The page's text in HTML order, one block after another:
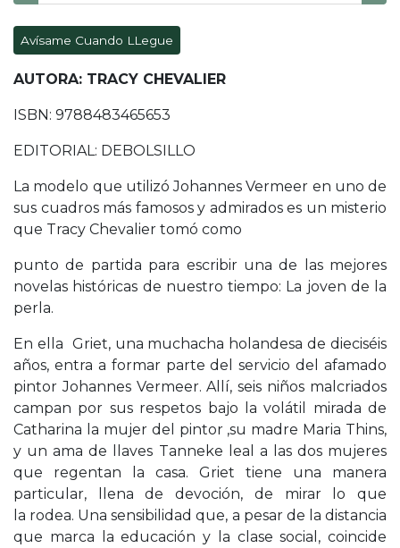
Avísame Cuando LLegue
AUTORA: TRACY CHEVALIER
ISBN: 9788483465653
EDITORIAL: DEBOLSILLO
La modelo que utilizó Johannes Vermeer en uno de
sus cuadros más famosos y admirados es un misterio
que Tracy Chevalier tomó como
punto de partida para escribir una de las mejores
novelas históricas de nuestro tiempo: La joven de la
perla.
En ella Griet, una muchacha holandesa de dieciséis
años, entra a formar parte del servicio del afamado
pintor Johannes Vermeer. Allí, seis niños malcriados
campan por sus respetos bajo la volátil mirada de
Catharina ­la mujer del pintor­ ,su madre ­Maria Thins­,
y un ama de llaves ­Tanneke­ leal a las dos mujeres
que regentan la casa. Griet tiene una manera
particular, llena de devoción, de mirar lo que
la rodea. Una sensibilidad que, a pesar de la distancia
que marca la educación y la clase social, coincide